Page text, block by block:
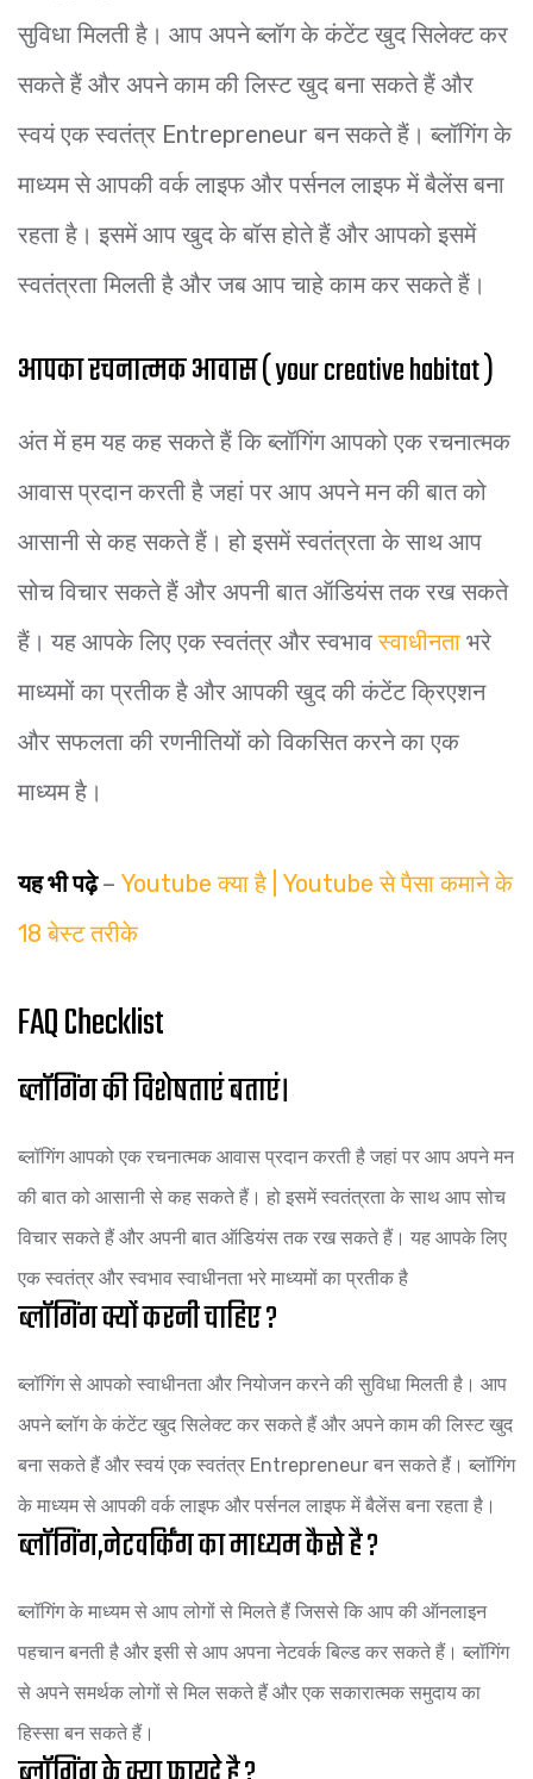
सुविधा मिलती है। आप अपने ब्लॉग के कंटेंट खुद सिलेक्ट कर
सकते हैं और अपने काम की लिस्ट खुद बना सकते हैं और
स्वयं एक स्वतंत्र Entrepreneur बन सकते हैं। ब्लॉगिंग के
माध्यम से आपकी वर्क लाइफ और पर्सनल लाइफ में बैलेंस बना
रहता है। इसमें आप खुद के बॉस होते हैं और आपको इसमें
स्वतंत्रता मिलती है और जब आप चाहे काम कर सकते हैं।
आपका रचनात्मक आवास ( your creative habitat )
अंत में हम यह कह सकते हैं कि ब्लॉगिंग आपको एक रचनात्मक
आवास प्रदान करती है जहां पर आप अपने मन की बात को
आसानी से कह सकते हैं। हो इसमें स्वतंत्रता के साथ आप
सोच विचार सकते हैं और अपनी बात ऑडियंस तक रख सकते
हैं। यह आपके लिए एक स्वतंत्र और स्वभावस्वाधीनता भरे
माध्यमों का प्रतीक है और आपकी खुद की कंटेंट क्रिएशन
और सफलता की रणनीतियों को विकसित करने का एक
माध्यम है।
यह भी पढ़े– Youtube क्या है | Youtube से पैसा कमाने के
18 बेस्ट तरीके
FAQ Checklist
ब्लॉगिंग की विशेषताएं बताएं।
ब्लॉगिंग आपको एक रचनात्मक आवास प्रदान करती है जहां पर आप अपने मन
की बात को आसानी से कह सकते हैं। हो इसमें स्वतंत्रता के साथ आप सोच
विचार सकते हैं और अपनी बात ऑडियंस तक रख सकते हैं। यह आपके लिए
एक स्वतंत्र और स्वभाव स्वाधीनता भरे माध्यमों का प्रतीक है
ब्लॉगिंग क्यों करनी चाहिए ?
ब्लॉगिंग से आपको स्वाधीनता और नियोजन करने की सुविधा मिलती है। आप
अपने ब्लॉग के कंटेंट खुद सिलेक्ट कर सकते हैं और अपने काम की लिस्ट खुद
बना सकते हैं और स्वयं एक स्वतंत्र Entrepreneur बन सकते हैं। ब्लॉगिंग
के माध्यम से आपकी वर्क लाइफ और पर्सनल लाइफ में बैलेंस बना रहता है।
ब्लॉगिंग,नेटवर्किंग का माध्यम कैसे है ?
ब्लॉगिंग के माध्यम से आप लोगों से मिलते हैं जिससे कि आप की ऑनलाइन
पहचान बनती है और इसी से आप अपना नेटवर्क बिल्ड कर सकते हैं। ब्लॉगिंग
से अपने समर्थक लोगों से मिल सकते हैं और एक सकारात्मक समुदाय का
हिस्सा बन सकते हैं।